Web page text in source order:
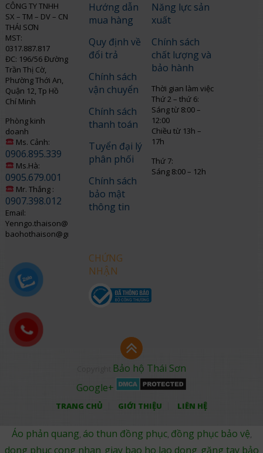
CÔNG TY TNHH
SX – TM – DV – CN
THÁI SƠN
MST:
0317.887.817
ĐC: 196/56 Đường
Trần Thị Cờ,
Phường Thới An,
Quận 12, Tp Hồ
Chí Minh
Phòng kinh
doanh
Ms. Cảnh:
0906.895.339
Ms.Hà:
0905.679.001
Mr. Thắng :
0907.398.012
Email:
Yenngo.thaison@gmail.com
baohothaison@gmail.com
Hướng dẫn
mua hàng
Quy định về
đổi trả
Chính sách
vận chuyển
Chính sách
thanh toán
Tuyển đại lý
phân phối
Chính sách
bảo mật
thông tin
CHỨNG
NHẬN
Năng lực sản
xuất
Chính sách
chất lượng và
bảo hành
Thời gian làm việc
Thứ 2 – thứ 6:
Sáng từ 8:00 –
12:00
Chiều từ 13h –
17h
Thứ 7:
Sáng 8:00 – 12h
Bảo hộ Thái Sơn
Google+
TRANG CHỦ GIỚI THIỆU LIÊN HỆ
Áo phản quang, áo thun đồng phục, đồng phục bảo vệ,
dong phuc cong nhan giay bao ho lao dong găng tay bảo